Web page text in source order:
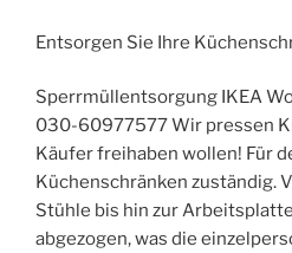
Entsorgen Sie Ihre
Sperrmüllentsorgung IKEA
030-60977577 Wir pressen
Käufer freihaben wollen! Für
Küchenschränken zuständig.
Stühle bis hin zur
abgezogen, was die